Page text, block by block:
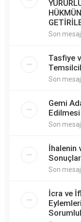
Son
Tasfiye
Son
Gemi
Edilmesi
Son
İhalenin
Son
İcra ve